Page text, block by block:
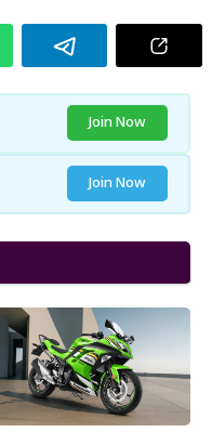
Join Now
Join Now